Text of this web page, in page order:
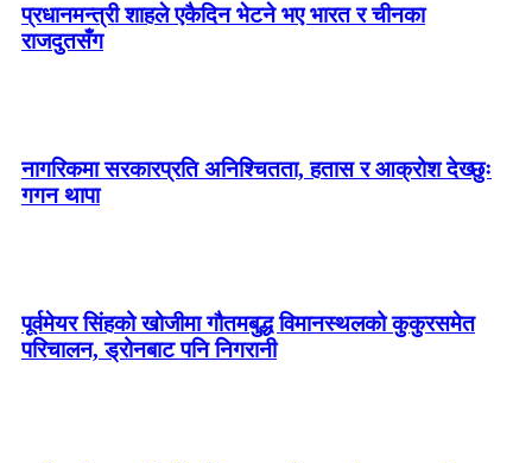
प्रधानमन्त्री शाहले एकैदिन भेटने भए भारत र चीनका
राजदुतसँग
नागरिकमा सरकारप्रति अनिश्चितता, हतास र आक्रोश देख्छुः
गगन थापा
पूर्वमेयर सिंहको खोजीमा गौतमबुद्ध विमानस्थलको कुकुरसमेत
परिचालन, ड्रोनबाट पनि निगरानी